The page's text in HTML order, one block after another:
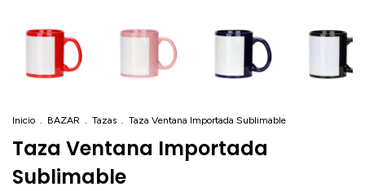
Inicio . BAZAR . Tazas . Taza Ventana Importada Sublimable
Taza Ventana Importada
Sublimable